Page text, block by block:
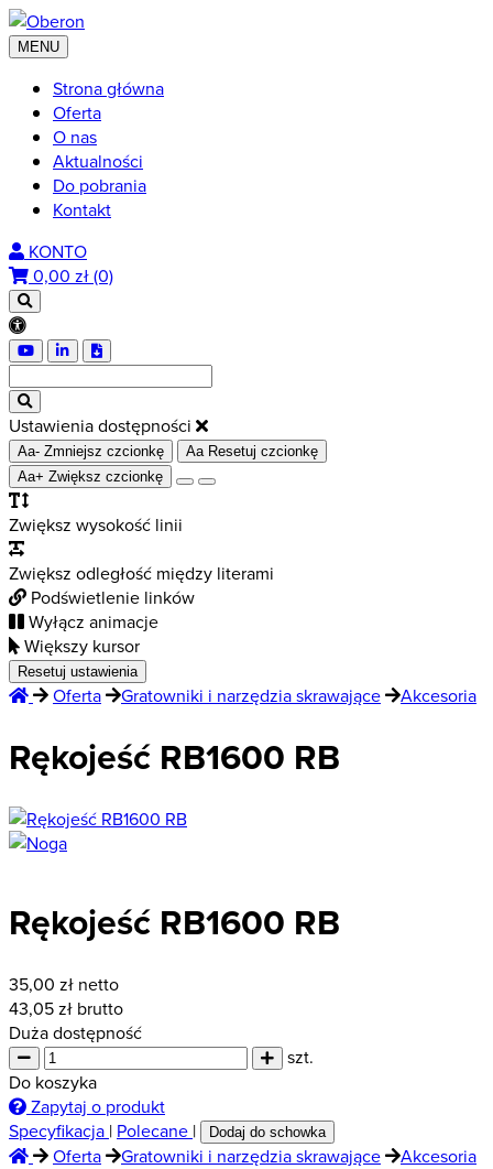
MENU
Strona główna
Oferta
O nas
Aktualności
Do pobrania
Kontakt
KONTO
0,00 zł (0)
Ustawienia dostępności
Aa- Zmniejsz czcionkę Aa Resetuj czcionkę
Aa+ Zwiększ czcionkę
Zwiększ wysokość linii
Zwiększ odległość między literami
Podświetlenie linków
Wyłącz animacje
Większy kursor
Resetuj ustawienia
Oferta Gratowniki i narzędzia skrawające Akcesoria
Rękojeść RB1600 RB
Rękojeść RB1600 RB
35,00 zł netto
43,05zł brutto
Duża dostępność
szt.
Do koszyka
Zapytaj o produkt
Specyfikacja | Polecane | Dodaj do schowka
Oferta Gratowniki i narzędzia skrawające Akcesoria